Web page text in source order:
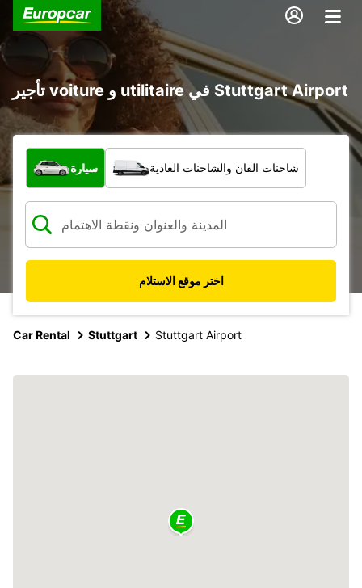
تأجير voiture و utilitaire في Stuttgart Airport
ما نوع المركبة؟
سيارة شاحنات الفان والشاحنات العادية
اختر موقع الاستلام
Car Rental Stuttgart Stuttgart Airport